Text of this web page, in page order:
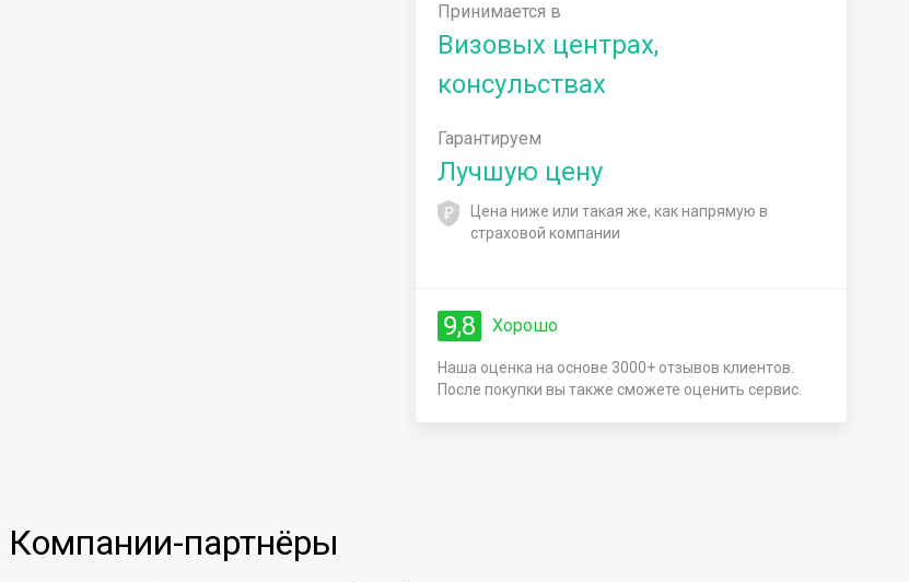
Принимается в
Визовых центрах,
консульствах
Гарантируем
Лучшую цену
Цена ниже или такая же, как напрямую в
страховой компании
9,8 Хорошо
Наша оценка на основе 3000+ отзывов клиентов.
После покупки вы также сможете оценить сервис.
Компании-партнёры